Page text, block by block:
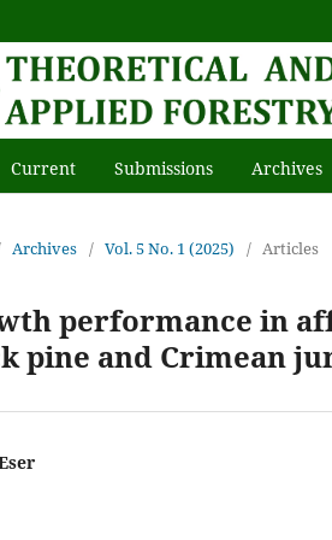
Current Submissions Archives
Archives / Vol. 5 No. 1 (2025) / Articles
performance in
pine and Crimean